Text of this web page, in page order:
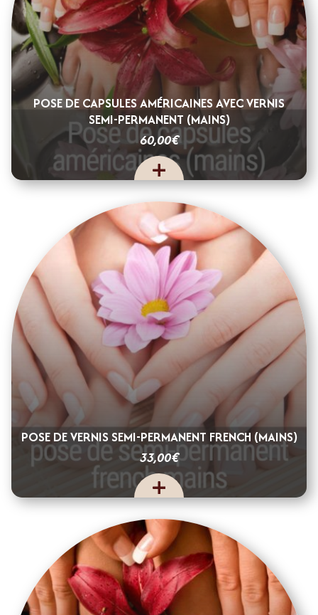
POSE DE CAPSULES AMÉRICAINES AVEC VERNIS
SEMI-PERMANENT (MAINS)
60,00€
POSE DE VERNIS SEMI-PERMANENT FRENCH (MAINS)
33,00€